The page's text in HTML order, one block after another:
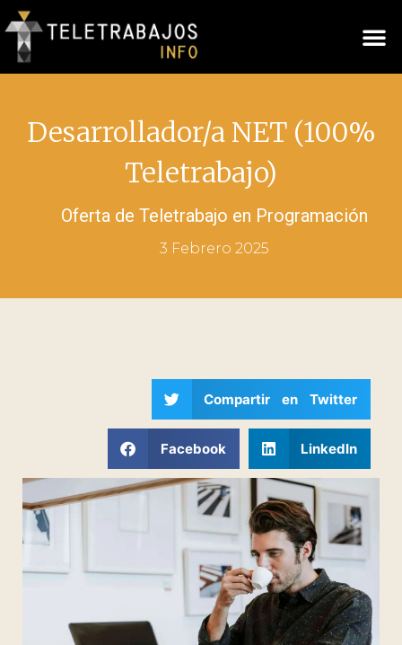
Desarrollador/a NET (100%
Teletrabajo)
Oferta de Teletrabajo en Programación
3 Febrero 2025
Compartir en Twitter
Facebook LinkedIn